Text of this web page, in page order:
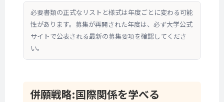
必要書類の正式なリストと様式は年度ごとに変わる可能
性があります。募集が再開された年度は、必ず大学公式
サイトで公表される最新の募集要項を確認してくださ
い。
併願戦略:国際関係を学べる